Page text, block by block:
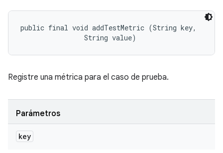
public final void addTestMetric (String key,
                String value)
Registre una métrica para el caso de prueba.
Parámetros
key